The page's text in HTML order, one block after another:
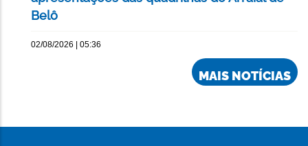
Belô
02/08/2026 | 05:36
MAIS NOTÍCIAS